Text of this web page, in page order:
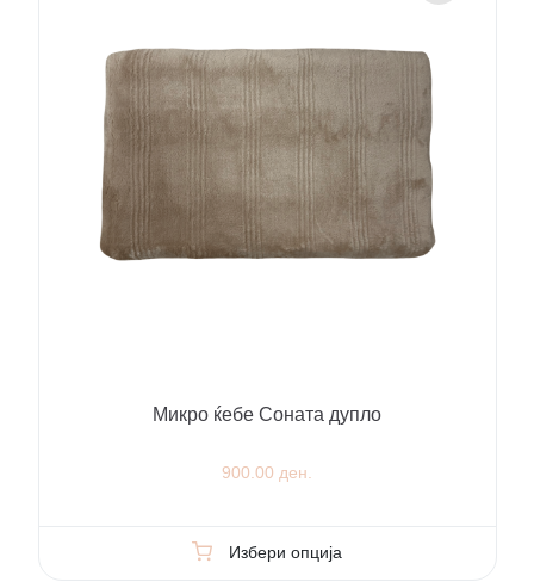
Микро ќебе Соната дупло
900.00 ден.
Избери опција